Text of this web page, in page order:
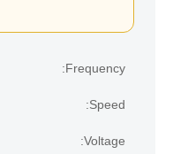
Frequency:
Speed:
Voltage: